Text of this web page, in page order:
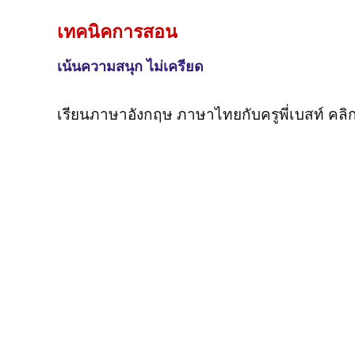
เทคนิคการสอน
เน้นความสนุก ไม่เครียด
เรียนภาษาอังกฤษ ภาษาไทยกับครูพี่เบสท์ คลิ